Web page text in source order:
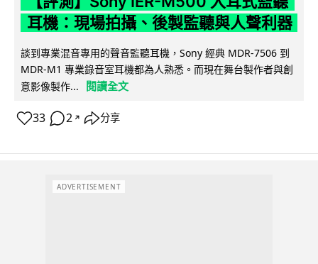
耳機：現場拍攝、後製監聽與人聲利器
談到專業混音專用的聲音監聽耳機，Sony 經典 MDR-7506 到
MDR-M1 專業錄音室耳機都為人熟悉。而現在舞台製作者與創
意影像製作...
閱讀全文
33 2 ↗ 分享
ADVERTISEMENT